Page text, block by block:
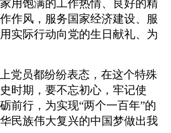
用饱满的工作热情、良好的精
作风，服务国家经济建设、服
实际行动向党的生日献礼、为
党员都纷纷表态，在这个特殊
时期，要不忘初心，牢记使
前行，为实现“两个一百年”的
民族伟大复兴的中国梦做出我